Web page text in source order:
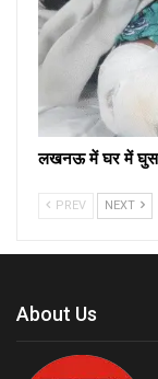
लखनऊ में घर में
PREV NEXT
About Us